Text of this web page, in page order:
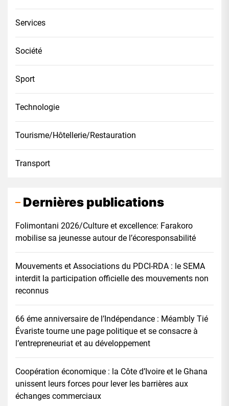
Services
Société
Sport
Technologie
Tourisme/Hôtellerie/Restauration
Transport
Dernières publications
Folimontani 2026/Culture et excellence: Farakoro
mobilise sa jeunesse autour de l’écoresponsabilité
Mouvements et Associations du PDCI-RDA : le SEMA
interdit la participation officielle des mouvements non
reconnus
66 éme anniversaire de l’Indépendance : Méambly Tié
Évariste tourne une page politique et se consacre à
l’entrepreneuriat et au développement
Coopération économique : la Côte d’Ivoire et le Ghana
unissent leurs forces pour lever les barrières aux
échanges commerciaux